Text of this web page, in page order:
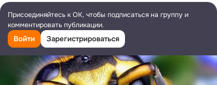
хищные насекомые удерживают и переворачивают добычу.
Как правило, у самцов сяжки развиты сильнее, чем у самок.
Подробнее: www.pesticidy.ru/dictionary/antennae
Присоединяйтесь к ОК, чтобы подписаться на группу и
комментировать публикации.
Войти Зарегистрироваться